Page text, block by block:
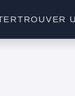
TROUVER